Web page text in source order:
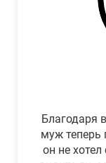
Благодаря
муж теперь
он не